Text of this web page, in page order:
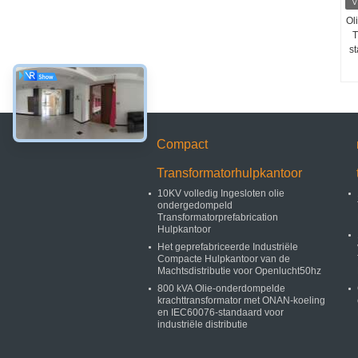
Compact
Transformatorhulpkantoor
10KV volledig Ingesloten olie
ondergedompeld
Transformatorprefabrication
Hulpkantoor
Het geprefabriceerde Industriële
Compacte Hulpkantoor van de
Machtsdistributie voor Openlucht50hz
800 kVA Olie-onderdompelde
krachttransformator met ONAN-koeling
en IEC60076-standaard voor
industriële distributie